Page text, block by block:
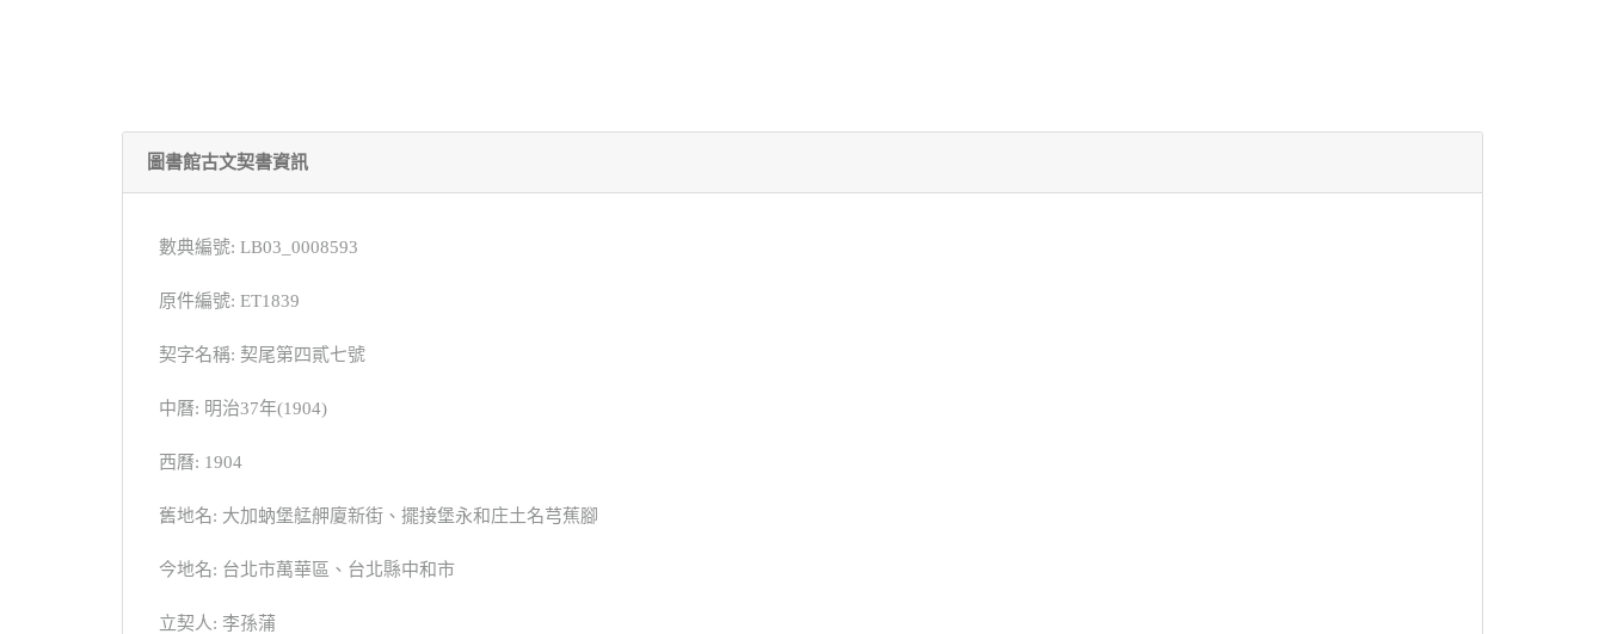
圖書館古文契書資訊
數典編號: LB03_0008593
原件編號: ET1839
契字名稱: 契尾第四貳七號
中曆: 明治37年(1904)
西曆: 1904
舊地名: 大加蚋堡艋舺廈新街、擺接堡永和庄土名芎蕉腳
今地名: 台北市萬華區、台北縣中和市
立契人: 李孫蒲